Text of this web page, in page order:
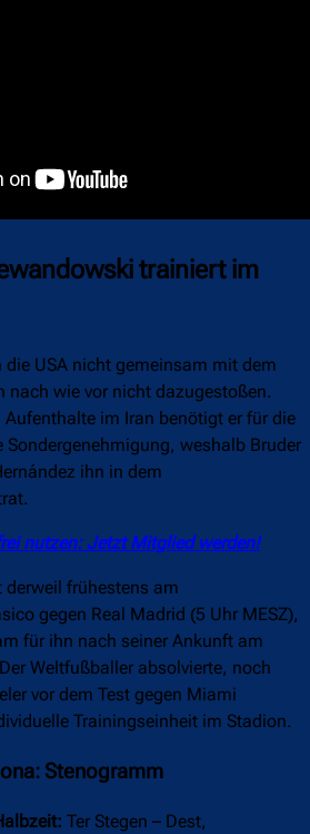
trainiert im
die USA nicht gemeinsam mit dem
nach wie vor nicht dazugestoßen.
Aufenthalte im Iran benötigt er für die
Sondergenehmigung, weshalb Bruder
ihn in dem
nutzen: Jetzt Mitglied werden!
frühestens am
gegen Real Madrid (5 Uhr MESZ),
für ihn nach seiner Ankunft am
Weltfußballer absolvierte, noch
vor dem Test gegen Miami
Trainingseinheit im Stadion.
Stenogramm
Ter Stegen – Dest,